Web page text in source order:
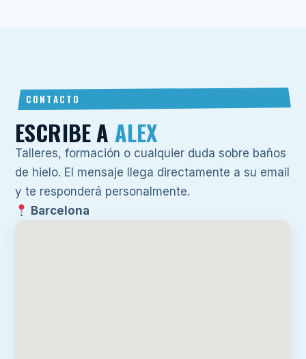
CONTACTO
ESCRIBE A ALEX
Talleres, formación o cualquier duda sobre baños
de hielo. El mensaje llega directamente a su email
y te responderá personalmente.
Barcelona